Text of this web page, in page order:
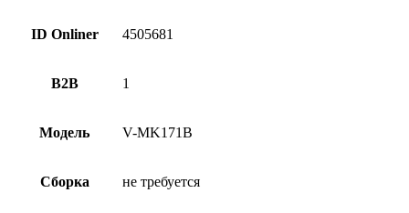
ID Onliner 4505681
B2B 1
Модель V-MK171B
Сборка не требуется